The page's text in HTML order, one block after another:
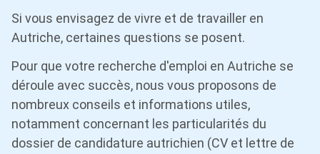
Si vous envisagez de vivre et de travailler en
Autriche, certaines questions se posent.
Pour que votre recherche d'emploi en Autriche se
déroule avec succès, nous vous proposons de
nombreux conseils et informations utiles,
notamment concernant les particularités du
dossier de candidature autrichien (CV et lettre de